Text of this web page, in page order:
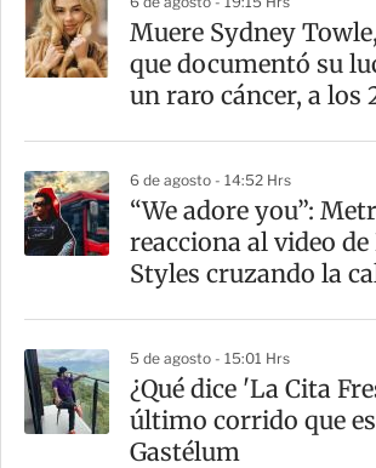
Muere Sydney
que documentó su
un raro cáncer, a los
6 de agosto - 14:52 Hrs
“We adore you”:
reacciona al video
Styles cruzando la
5 de agosto - 15:01 Hrs
¿Qué dice 'La Cita
último corrido que
Gastélum